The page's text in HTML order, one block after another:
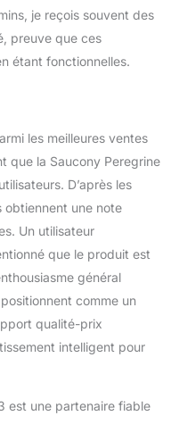
je reçois souvent des
preuve que ces
étant fonctionnelles.
les meilleures ventes
que la Saucony Peregrine
D’après les
obtiennent une note
Un utilisateur
que le produit est
général
comme un
qualité-prix
intelligent pour
est une partenaire fiable